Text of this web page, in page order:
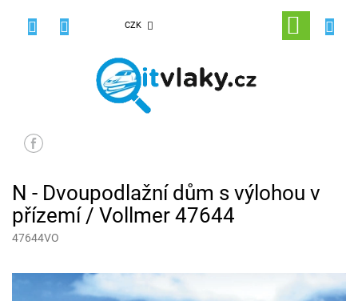
CZK
NÁKUPNÍ
KOŠÍK
N - Dvoupodlažní dům s výlohou v
přízemí / Vollmer 47644
47644VO